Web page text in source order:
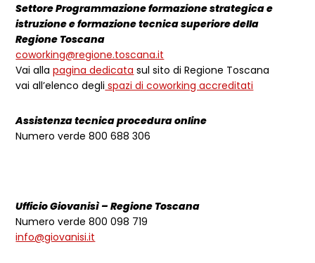
Settore Programmazione formazione strategica e
istruzione e formazione tecnica superiore della
Regione Toscana
coworking@regione.toscana.it
Vai allapagina dedicata sul sito di Regione Toscana
vai all’elenco degli spazi di coworking accreditati
Assistenza tecnica procedura online
Numero verde 800 688 306
Ufficio Giovanisì – Regione Toscana
Numero verde 800 098 719
info@giovanisi.it